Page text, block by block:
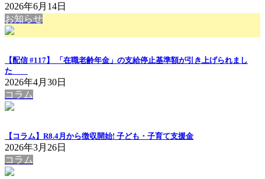
2026年6月14日
お知らせ
【配信 #117】 「在職老齢年金」の支給停止基準額が引き上げられまし
た
2026年4月30日
コラム
【コラム】R8.4月から徴収開始! 子ども・子育て支援金
2026年3月26日
コラム